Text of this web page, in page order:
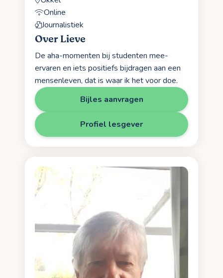
Online
Journalistiek
Over Lieve
De aha-momenten bij studenten mee-
ervaren en iets positiefs bijdragen aan een
mensenleven, dat is waar ik het voor doe.
Bijles aanvragen
Profiel lesgever